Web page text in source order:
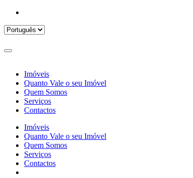
Imóveis
Quanto Vale o seu Imóvel
Quem Somos
Serviços
Contactos
Imóveis
Quanto Vale o seu Imóvel
Quem Somos
Serviços
Contactos